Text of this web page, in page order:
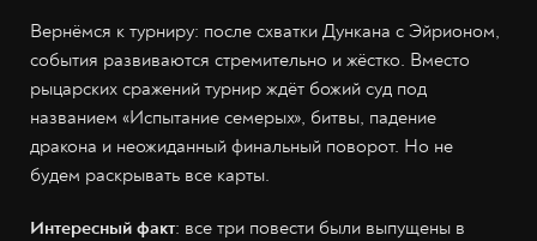
Вернёмся к турниру: после схватки Дункана с Эйрионом,
события развиваются стремительно и жёстко. Вместо
рыцарских сражений турнир ждёт божий суд под
названием «Испытание семерых», битвы, падение
дракона и неожиданный финальный поворот. Но не
будем раскрывать все карты.
Интересный факт: все три повести были выпущены в